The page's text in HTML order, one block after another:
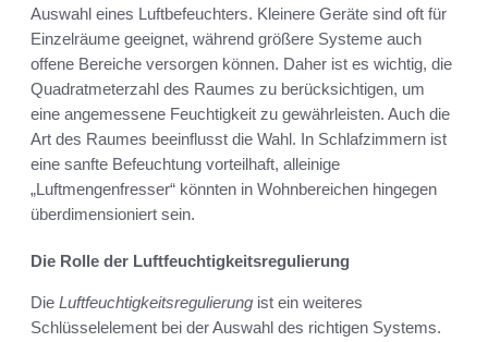
Auswahl eines Luftbefeuchters. Kleinere Geräte sind oft für
Einzelräume geeignet, während größere Systeme auch
offene Bereiche versorgen können. Daher ist es wichtig, die
Quadratmeterzahl des Raumes zu berücksichtigen, um
eine angemessene Feuchtigkeit zu gewährleisten. Auch die
Art des Raumes beeinflusst die Wahl. In Schlafzimmern ist
eine sanfte Befeuchtung vorteilhaft, alleinige
„Luftmengenfresser“ könnten in Wohnbereichen hingegen
überdimensioniert sein.
Die Rolle der Luftfeuchtigkeitsregulierung
Die Luftfeuchtigkeitsregulierung ist ein weiteres
Schlüsselelement bei der Auswahl des richtigen Systems.